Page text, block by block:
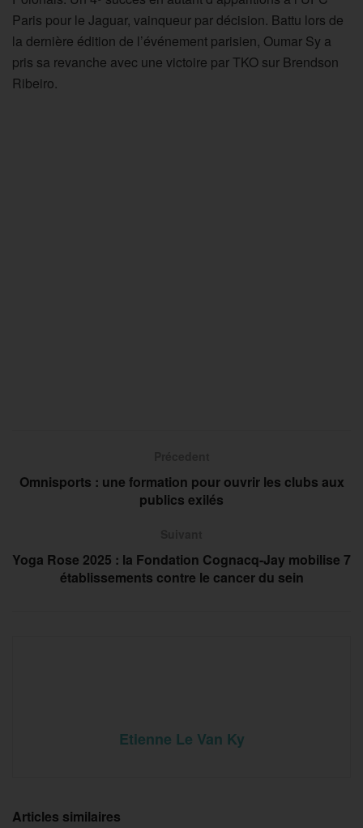
Paris pour le Jaguar, vainqueur par décision. Battu lors de
la dernière édition de l’événement parisien, Oumar Sy a
pris sa revanche avec une victoire par TKO sur Brendson
Ribeiro.
Omnisports : une formation pour ouvrir les clubs aux
publics exilés
Yoga Rose 2025 : la Fondation Cognacq-Jay mobilise 7
établissements contre le cancer du sein
Etienne Le Van Ky
Articles similaires